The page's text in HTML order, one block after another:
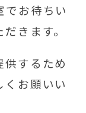
お待ちい
きます。
するため
お願いい